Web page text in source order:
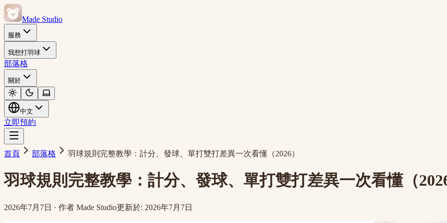
Made Studio
服務
我想打羽球
部落格
關於
中文
立即預約
首頁 部落格 羽球規則完整教學：計分、發球、單打雙打差異一次看懂（2026）
羽球規則完整教學：計分、發球、單打雙打差異一次看懂（
2026年7月7日 · 作者 Made Studio更新於: 2026年7月7日